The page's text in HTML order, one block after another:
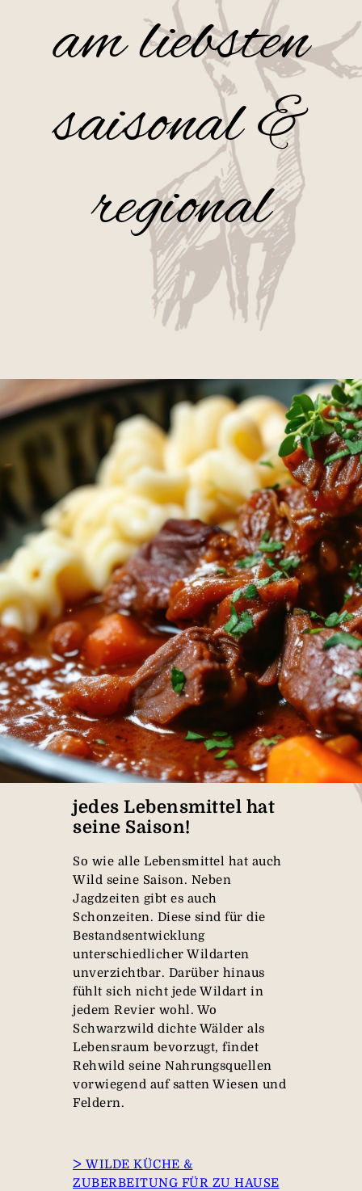
am liebsten
saisonal &
regional
jedes Lebensmittel hat
seine Saison!
So wie alle Lebensmittel hat auch
Wild seine Saison. Neben
Jagdzeiten gibt es auch
Schonzeiten. Diese sind für die
Bestandsentwicklung
unterschiedlicher Wildarten
unverzichtbar. Darüber hinaus
fühlt sich nicht jede Wildart in
jedem Revier wohl. Wo
Schwarzwild dichte Wälder als
Lebensraum bevorzugt, findet
Rehwild seine Nahrungsquellen
vorwiegend auf satten Wiesen und
Feldern.
ᐳ WILDE KÜCHE &
ZUBERBEITUNG FÜR ZU HAUSE